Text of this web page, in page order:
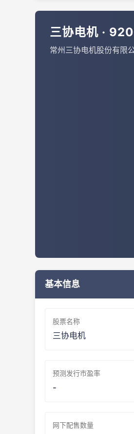
三协电机 ·
常州三协电机股份有限
基本信息
股票名称
三协电机
预测发行市盈率
-
网下配售数量